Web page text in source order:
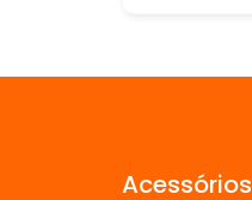
Acessórios